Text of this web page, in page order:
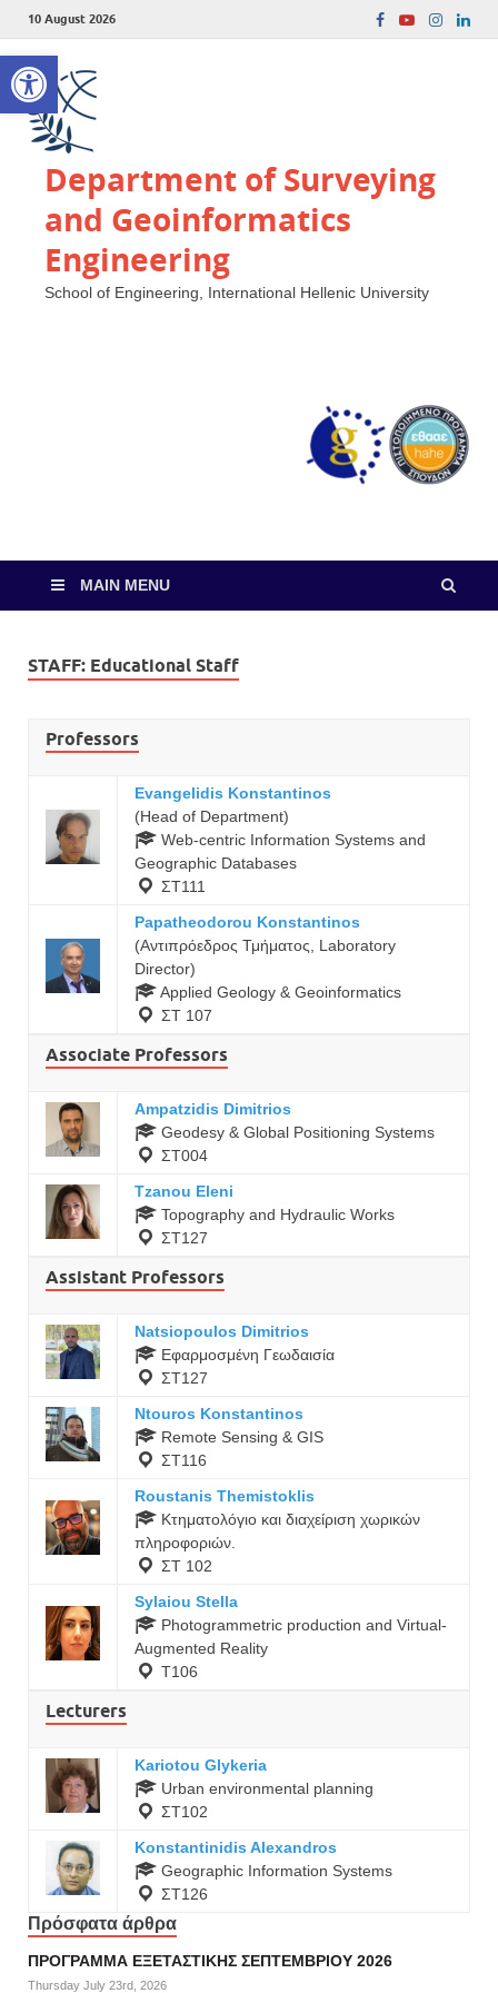
Open toolbar
10 August 2026
Department of Surveying
and Geoinformatics
Engineering
School of Engineering, International Hellenic University
MAIN MENU
STAFF: Educational Staff
Professors
Evangelidis Konstantinos
(Head of Department)
Web-centric Information Systems and
Geographic Databases
ΣΤ111
Papatheodorou Konstantinos
(Αντιπρόεδρος Τμήματος, Laboratory
Director)
Applied Geology & Geoinformatics
ΣΤ 107
Associate Professors
Ampatzidis Dimitrios
Geodesy & Global Positioning Systems
ΣΤ004
Tzanou Eleni
Topography and Hydraulic Works
ΣΤ127
Assistant Professors
Natsiopoulos Dimitrios
Εφαρμοσμένη Γεωδαισία
ΣΤ127
Ntouros Konstantinos
Remote Sensing & GIS
ΣΤ116
Roustanis Themistoklis
Κτηματολόγιο και διαχείριση χωρικών
πληροφοριών.
ΣΤ 102
Sylaiou Stella
Photogrammetric production and Virtual-
Augmented Reality
Τ106
Lecturers
Kariotou Glykeria
Urban environmental planning
ΣΤ102
Konstantinidis Alexandros
Geographic Information Systems
ΣΤ126
Πρόσφατα άρθρα
ΠΡΟΓΡΑΜΜΑ ΕΞΕΤΑΣΤΙΚΗΣ ΣΕΠΤΕΜΒΡΙΟΥ 2026
Thursday July 23rd, 2026